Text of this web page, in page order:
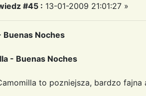
#45 : 13-01-2009 21:01:27 »
Buenas Noches
- Buenas Noches
to pozniejsza, bardzo fajna